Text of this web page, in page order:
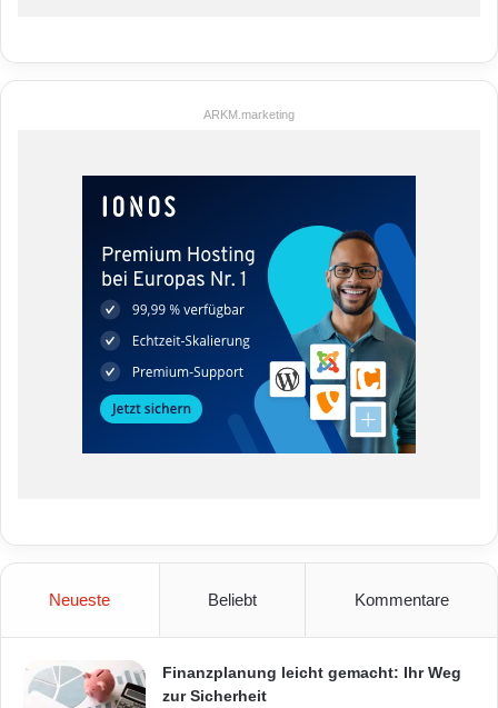
ARKM.marketing
Neueste Beliebt Kommentare
Finanzplanung leicht gemacht: Ihr Weg
zur Sicherheit